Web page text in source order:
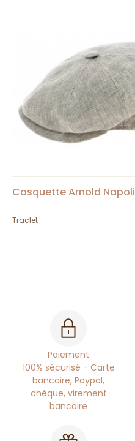
Casquette Arnold Napoli
Traclet
Paiement
100% sécurisé - Carte
bancaire, Paypal,
chèque, virement
bancaire